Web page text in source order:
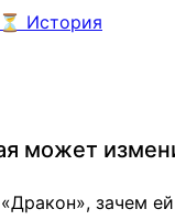
⏳ История
может
зачем